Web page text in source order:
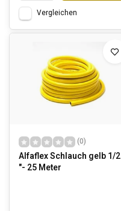
Vergleichen
(0)
Alfaflex Schlauch gelb 1/2
"- 25 Meter